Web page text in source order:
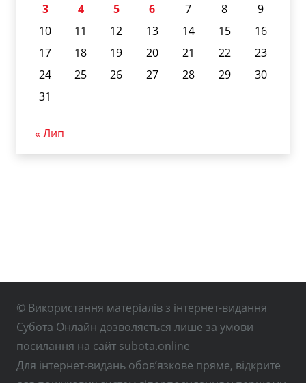
3
4 5 6 7 8
9
10
11 12 13 14 15
16
17
18 19 20 21 22
23
24
25 26 27 28 29
30
31
« Лип
© Використання матеріалів з інтернет-видання
Субота Онлайн дозволяється лише за умови
посилання на сайт subota.online
Для інтернет-видань обов’язкове пряме, відкрите